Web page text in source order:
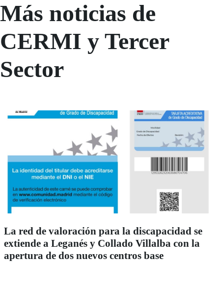
Más noticias de
CERMI y Tercer
Sector
La red de valoración para la discapacidad se
extiende a Leganés y Collado Villalba con la
apertura de dos nuevos centros base